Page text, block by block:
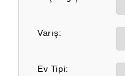
Varış:
Ev Tipi: